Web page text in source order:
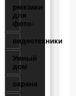
рюкзаки
для
фото-
видеотехники
Умный
дом
охрана